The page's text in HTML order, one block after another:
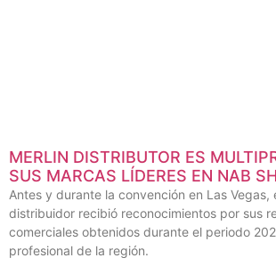
MERLIN DISTRIBUTOR ES
SUS MARCAS LÍDERES EN NAB
Antes y durante la convención en Las Vegas,
distribuidor recibió reconocimientos por sus
comerciales obtenidos durante el periodo
profesional de la región.